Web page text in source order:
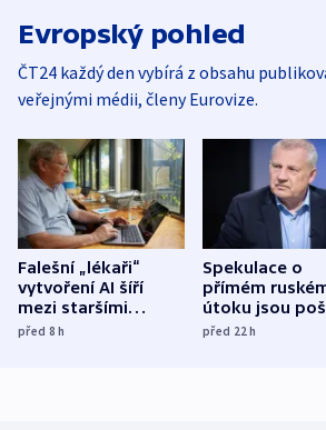
Evropský pohled
ČT24 každý den vybírá z obsahu
veřejnými médii, členy Eurovize.
Falešní „lékaři“
vytvoření AI šíří
mezi staršími
Poláky nebezpečné
před 8h
Spekulace o
přímém
útoku jsou
míní estonský
před 22h